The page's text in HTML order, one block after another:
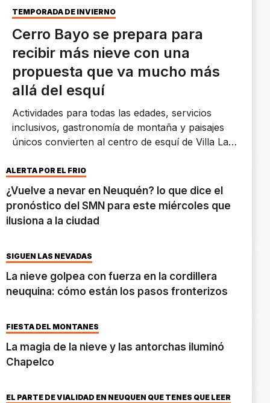
TEMPORADA DE INVIERNO
Cerro Bayo se prepara para
recibir más nieve con una
propuesta que va mucho más
allá del esquí
Actividades para todas las edades, servicios
inclusivos, gastronomía de montaña y paisajes
únicos convierten al centro de esquí de Villa La
del invierno neuquino, justo cuando se esperan
nuevas nevadas.
ALERTA POR EL FRÍO
¿Vuelve a nevar en Neuquén? lo que dice el
pronóstico del SMN para este miércoles que
ilusiona a la ciudad
SIGUEN LAS NEVADAS
La nieve golpea con fuerza en la cordillera
neuquina: cómo están los pasos fronterizos
FIESTA DEL MONTAÑÉS
La magia de la nieve y las antorchas iluminó
Chapelco
EL PARTE DE VIALIDAD EN NEUQUÉN QUE TENÉS QUE LEER